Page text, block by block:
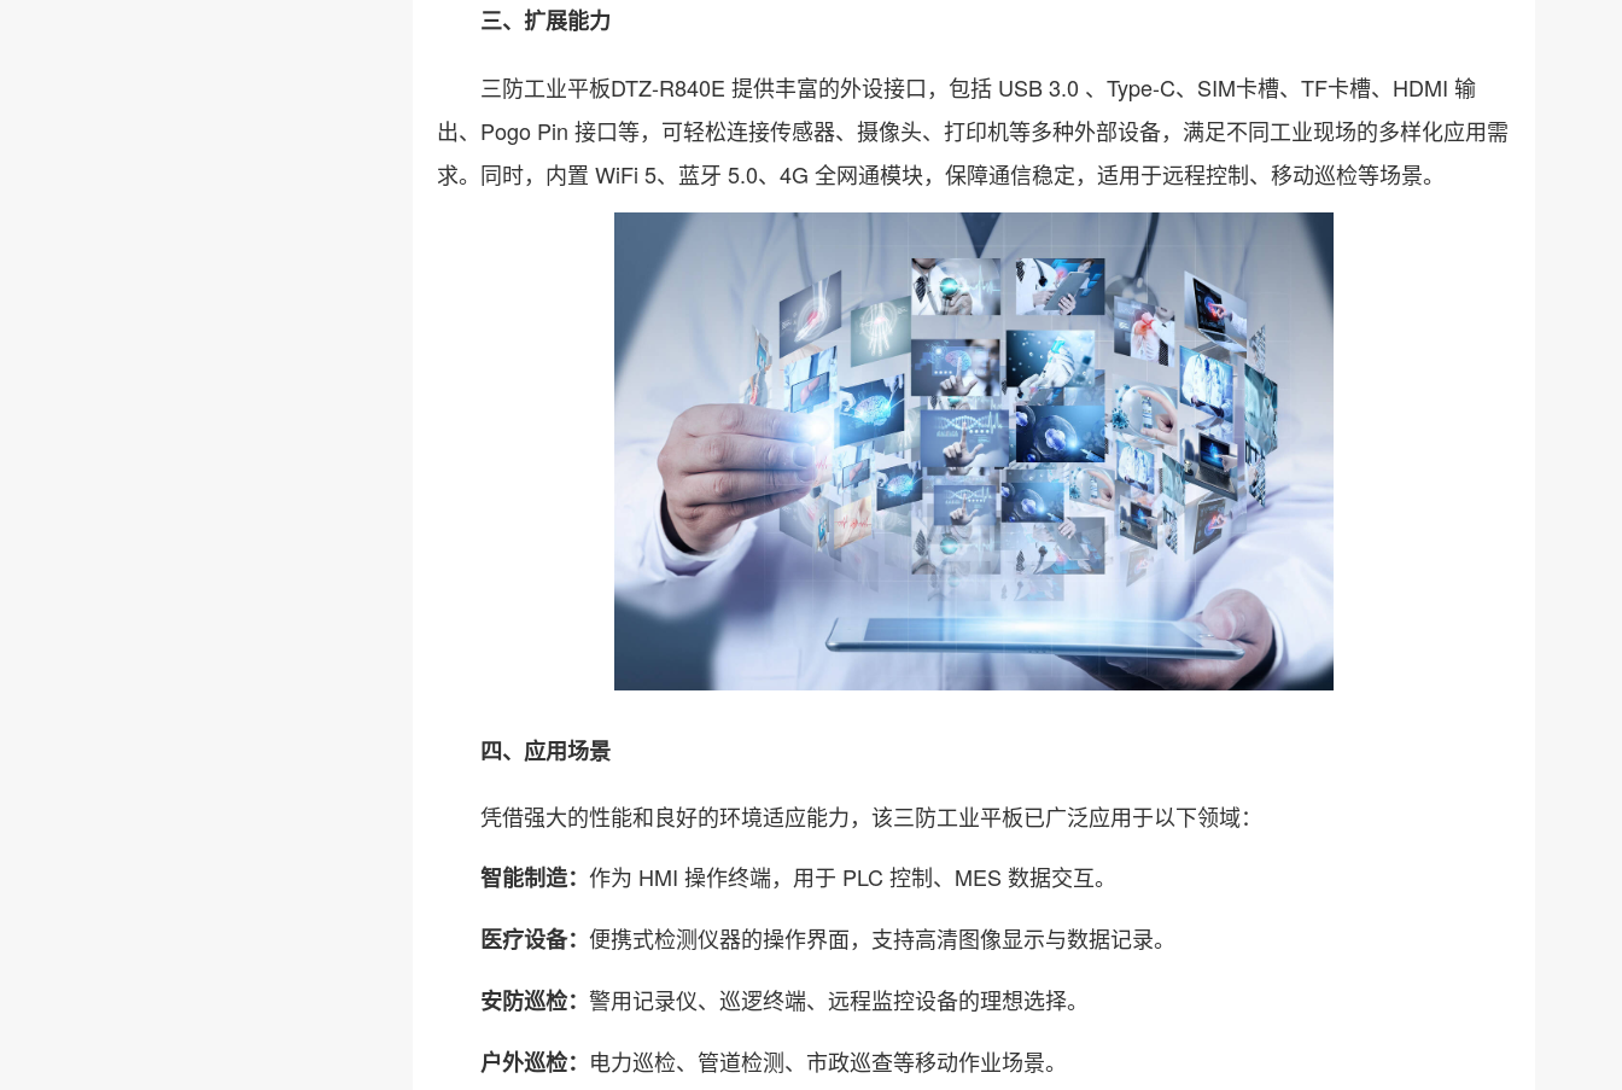
三、扩展能力
三防工业平板DTZ-R840E 提供丰富的外设接口，包括 USB 3.0 、Type-C、SIM卡槽、TF卡槽、HDMI 输
出、Pogo Pin 接口等，可轻松连接传感器、摄像头、打印机等多种外部设备，满足不同工业现场的多样化应用需
求。同时，内置 WiFi 5、蓝牙 5.0、4G 全网通模块，保障通信稳定，适用于远程控制、移动巡检等场景。
四、应用场景
凭借强大的性能和良好的环境适应能力，该三防工业平板已广泛应用于以下领域：
智能制造： 作为 HMI 操作终端，用于 PLC 控制、MES 数据交互。
医疗设备： 便携式检测仪器的操作界面，支持高清图像显示与数据记录。
安防巡检： 警用记录仪、巡逻终端、远程监控设备的理想选择。
户外巡检： 电力巡检、管道检测、市政巡查等移动作业场景。